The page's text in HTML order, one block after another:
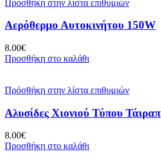
Πρόσθήκη στην λίστα επιθυμιών
Αερόθερμο Αυτοκινήτου 150W
8.00€
Προσθήκη στο καλάθι
Πρόσθήκη στην λίστα επιθυμιών
Αλυσίδες Χιονιού Τύπου Τάιραπ
8.00€
Προσθήκη στο καλάθι